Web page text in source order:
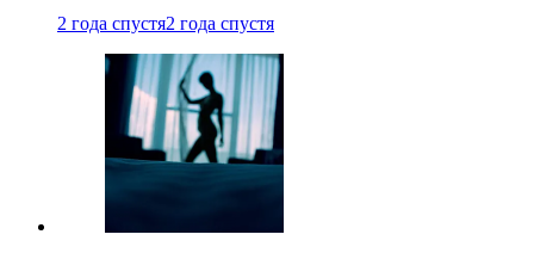
2 года спустя2 года спустя